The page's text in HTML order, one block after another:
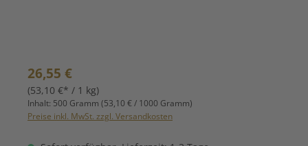
Regulärer Preis:
26,55 €
(53,10 €* / 1 kg)
Inhalt: 500 Gramm (53,10 € / 1000 Gramm)
Preise inkl. MwSt. zzgl. Versandkosten